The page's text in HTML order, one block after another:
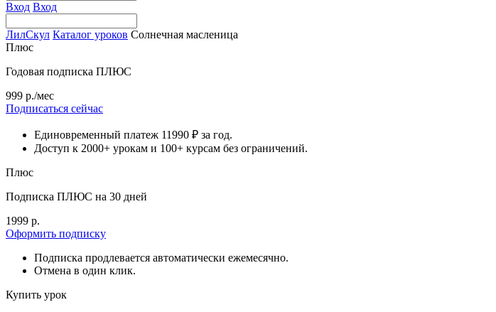
Вход Вход
ЛилСкул Каталог уроков Солнечная масленица
Плюс
Годовая подписка ПЛЮС
999 р./мес
Подписаться сейчас
Единовременный платеж 11990 ₽ за год.
Доступ к 2000+ урокам и 100+ курсам без ограничений.
Плюс
Подписка ПЛЮС на 30 дней
1999 р.
Оформить подписку
Подписка продлевается автоматически ежемесячно.
Отмена в один клик.
Купить урок